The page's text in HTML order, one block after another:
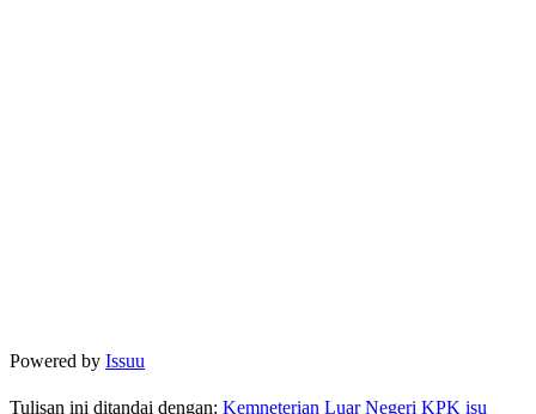
Powered by Issuu
Tulisan ini ditandai dengan: Kemneterian Luar Negeri KPK isu